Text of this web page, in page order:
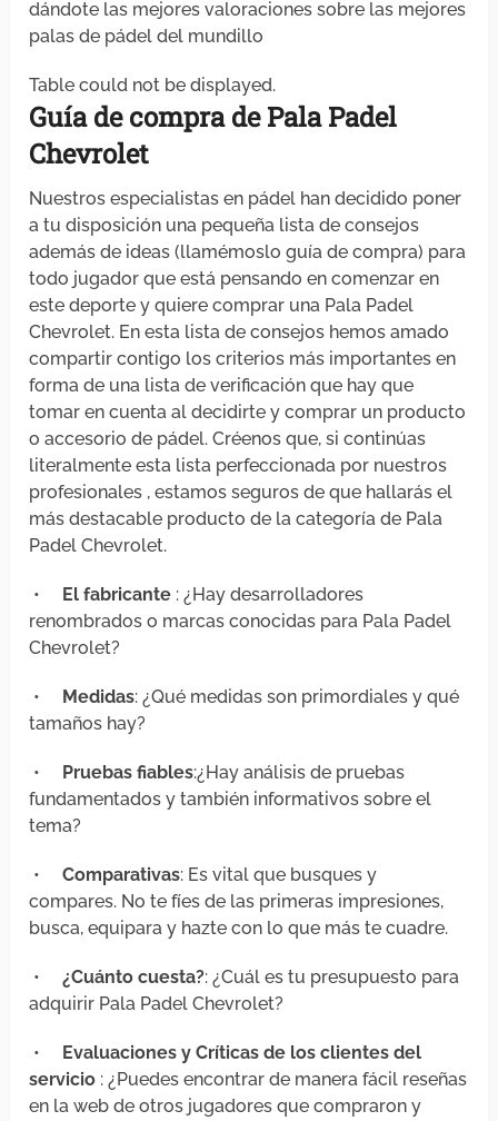
dándote las mejores valoraciones sobre las mejores
palas de pádel del mundillo
Table could not be displayed.
Guía de compra de Pala Padel
Chevrolet
Nuestros especialistas en pádel han decidido poner
a tu disposición una pequeña lista de consejos
además de ideas (llamémoslo guía de compra) para
todo jugador que está pensando en comenzar en
este deporte y quiere comprar una Pala Padel
Chevrolet. En esta lista de consejos hemos amado
compartir contigo los criterios más importantes en
forma de una lista de verificación que hay que
tomar en cuenta al decidirte y comprar un producto
o accesorio de pádel. Créenos que, si continúas
literalmente esta lista perfeccionada por nuestros
profesionales , estamos seguros de que hallarás el
más destacable producto de la categoría de Pala
Padel Chevrolet.
• El fabricante : ¿Hay desarrolladores
renombrados o marcas conocidas para Pala Padel
Chevrolet?
• Medidas: ¿Qué medidas son primordiales y qué
tamaños hay?
• Pruebas fiables:¿Hay análisis de pruebas
fundamentados y también informativos sobre el
tema?
•Comparativas: Es vital que busques y
compares. No te fíes de las primeras impresiones,
busca, equipara y hazte con lo que más te cuadre.
•¿Cuánto cuesta?: ¿Cuál es tu presupuesto para
adquirir Pala Padel Chevrolet?
•
Evaluaciones y Críticas de los clientes del
servicio : ¿Puedes encontrar de manera fácil reseñas
en la web de otros jugadores que compraron y